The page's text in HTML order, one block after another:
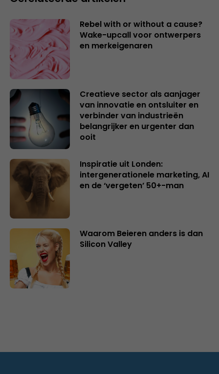
Rebel with or without a cause?
Wake-upcall voor ontwerpers
en merkeigenaren
Creatieve sector als aanjager
van innovatie en ontsluiter en
verbinder van industrieën
belangrijker en urgenter dan
ooit
Inspiratie uit Londen:
intergenerationele marketing, AI
en de ‘vergeten’ 50+-man
Waarom Beieren anders is dan
Silicon Valley